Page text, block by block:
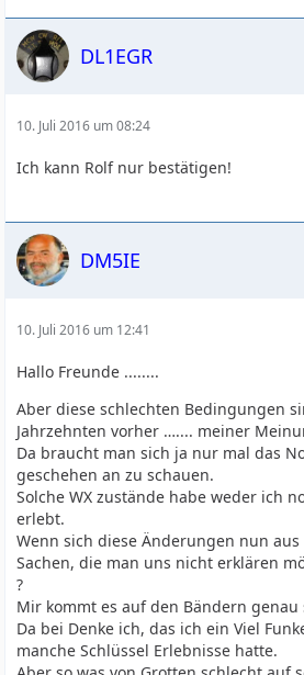
DL1EGR
10. Juli 2016 um 08:24
Ich kann Rolf nur bestätigen!
DM5IE
10. Juli 2016 um 12:41
Hallo Freunde ........
Aber diese schlechten Bedingungen
Jahrzehnten vorher ….... meiner
Da braucht man sich ja nur mal das
geschehen an zu schauen.
Solche WX zustände habe weder ich
erlebt.
Wenn sich diese Änderungen nun
Sachen, die man uns nicht erklären
?
Mir kommt es auf den Bändern genau
Da bei Denke ich, das ich ein Viel
manche Schlüssel Erlebnisse hatte.